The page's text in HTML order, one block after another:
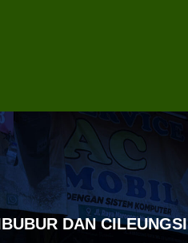
DAN CILEUNGSI